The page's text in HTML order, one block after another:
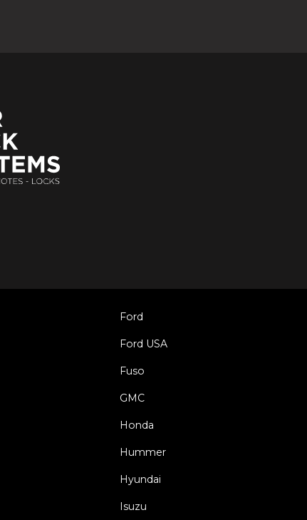
Ford
Ford USA
Fuso
GMC
Honda
Hummer
Hyundai
Isuzu